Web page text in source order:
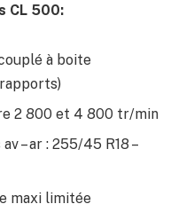
CL 500:
à boite
2 800 et 4 800 tr/min
– ar : 255/45 R18 –
maxi limitée